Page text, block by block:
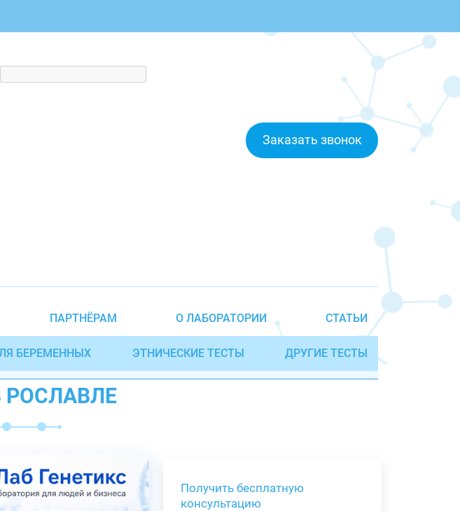
Заказать звонок
ПАРТНЁРАМ О ЛАБОРАТОРИИ СТАТЬИ
БЕРЕМЕННЫХ ЭТНИЧЕСКИЕ ТЕСТЫ ДРУГИЕ ТЕСТЫ
РОСЛАВЛЕ
Получить бесплатную
консультацию